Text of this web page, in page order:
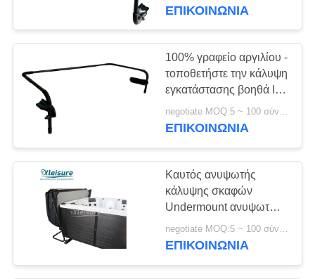
Κολυμπήστε τις
καλύψεις SPA
Ξύλινη καυτή
κάλυψη σκαφών
16
ΕΠΙΚΟΙΝΩΝΊΑ
100% γραφείο αργιλίου -
τοποθετήστε την κάλυψη
εγκατάστασης βοηθά ΙΙΙ
Easy Spa και τον καυτό
ανελκυστήρα κάλυψης
negotiate MOQ:5 ~ 100 σύνολο
ΕΠΙΚΟΙΝΩΝΊΑ
Καυτός ανυψωτής
κάλυψης σκαφών
Undermount ανυψωτών
Adjustable Aluminum
Spa κάλυψης
negotiate MOQ:5 ~ 100 σύνολο
ΕΠΙΚΟΙΝΩΝΊΑ